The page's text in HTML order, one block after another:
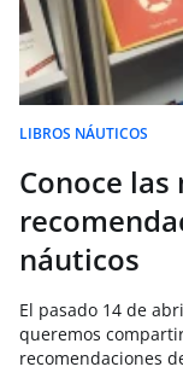
LIBROS NÁUTICOS
Conoce las
náuticos
El pasado 14 de
queremos
recomendaciones